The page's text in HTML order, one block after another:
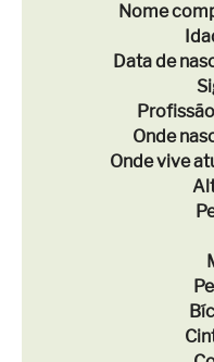
Nome
Data de
Profissão
Onde
Onde vive